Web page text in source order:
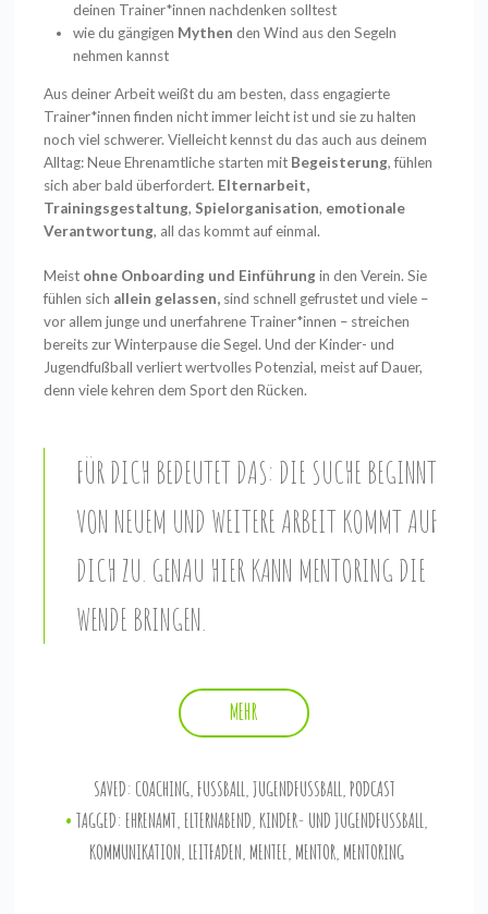
deinen Trainer*innen nachdenken solltest
wie du gängigen Mythen den Wind aus den Segeln
nehmen kannst
Aus deiner Arbeit weißt du am besten, dass engagierte
Trainer*innen finden nicht immer leicht ist und sie zu halten
noch viel schwerer. Vielleicht kennst du das auch aus deinem
Alltag: Neue Ehrenamtliche starten mit Begeisterung, fühlen
sich aber bald überfordert. Elternarbeit,
Trainingsgestaltung, Spielorganisation, emotionale
Verantwortung, all das kommt auf einmal.
Meist ohne Onboarding und Einführungin den Verein. Sie
fühlen sich allein gelassen, sind schnell gefrustet und viele –
vor allem junge und unerfahrene Trainer*innen – streichen
bereits zur Winterpause die Segel. Und der Kinder- und
Jugendfußball verliert wertvolles Potenzial, meist auf Dauer,
denn viele kehren dem Sport den Rücken.
FÜR DICH BEDEUTET DAS: DIE SUCHE BEGINNT
VON NEUEM UND WEITERE ARBEIT KOMMT AUF
DICH ZU. GENAU HIER KANN MENTORING DIE
WENDE BRINGEN.
MEHR
SAVED: COACHING,FUSSBALL,JUGENDFUSSBALL,PODCAST
TAGGED: EHRENAMT,ELTERNABEND, KINDER- UND JUGENDFUSSBALL,
KOMMUNIKATION, LEITFADEN, MENTEE, MENTOR, MENTORING